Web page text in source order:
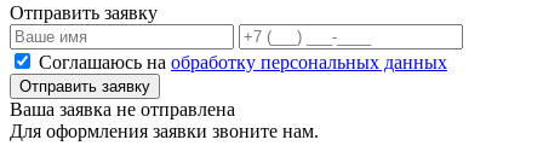
Отправить заявку
Соглашаюсь на обработку персональных данных
Отправить заявку
Ваша заявка не отправлена
Для оформления заявки звоните нам.